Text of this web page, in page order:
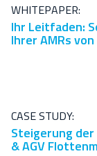
WHITEPAPER:
Ihr Leitfaden:
Ihrer AMRs
CASE STUDY:
Steigerung
& AGV